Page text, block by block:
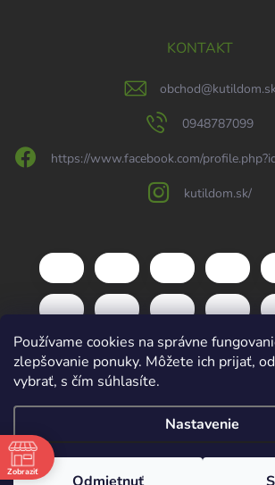
Používame cookies na správne
zlepšovanie ponuky. Môžete ich prijať,
vybrať, s čím súhlasíte.
Nastavenie
KONTAKT
obchod@
0948787099
https://www.facebook.com/
kutildom.sk/
Vytvoril Shoptet
. Všetky práva
cookies
Zobraziť